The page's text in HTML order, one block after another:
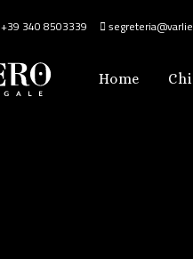
+39 340 8503339
Home